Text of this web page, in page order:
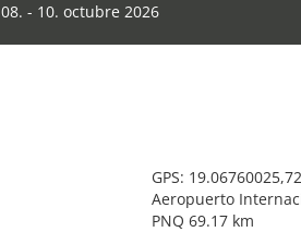
08. - 10. octubre 2026
GPS:
Aeropuerto
PNQ 69.17 km